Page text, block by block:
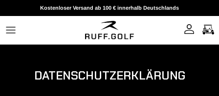
Direkt zum InhaltKostenloser Versand ab 100 € innerhalb Deutschlands
DATENSCHUTZERKLÄRUNG